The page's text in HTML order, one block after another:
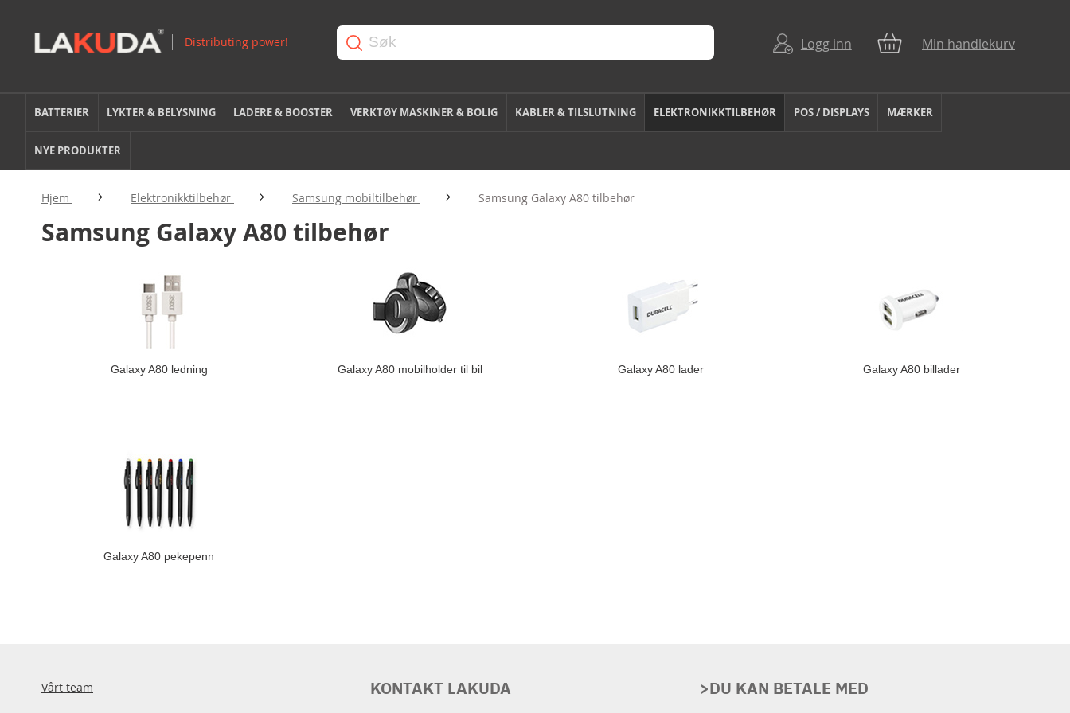
Logg inn Min handlekurv
BATTERIER LYKTER & BELYSNING LADERE & BOOSTER VERKTØY MASKINER & BOLIG KABLER & TILSLUTNING ELEKTRONIKKTILBEHØR POS / DISPLAYS MÆRKER
NYE PRODUKTER
Hjem Elektronikktilbehør Samsung mobiltilbehør Samsung Galaxy A80 tilbehør
Samsung Galaxy A80 tilbehør
Galaxy A80 ledning Galaxy A80 mobilholder til bil Galaxy A80 lader Galaxy A80 billader
Galaxy A80 pekepenn
Vårt team >DU KAN BETALE MED
KONTAKT LAKUDA